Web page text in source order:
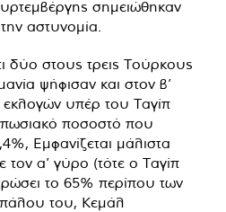
σημειώθηκαν
αστυνομία.
δύο στους τρεις Τούρκους
ψήφισαν και στον β’
υπέρ του Ταγίπ
ποσοστό που
Εμφανίζεται μάλιστα
α’ γύρο (τότε ο Ταγίπ
το 65% περίπου των
του, Κεμάλ